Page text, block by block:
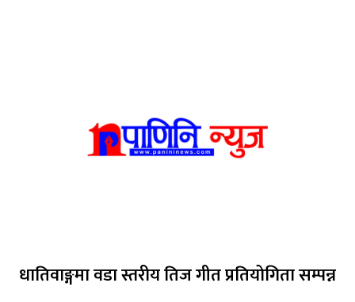
धातिवाङ्गमा वडा स्तरीय तिज गीत प्रतियोगिता सम्पन्न